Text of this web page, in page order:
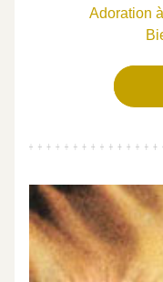
Adoration